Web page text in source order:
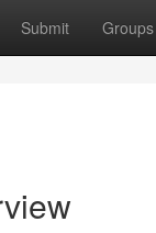
Submit Groups